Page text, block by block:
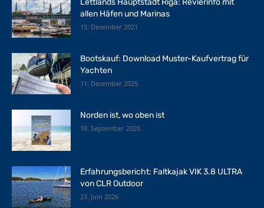
Lettlands Hauptstadt Riga: Revierinfo mit
allen Häfen und Marinas
15. Dezember 2021
Bootskauf: Download Muster-Kaufvertrag für
Yachten
11. Dezember 2025
Norden ist, wo oben ist
18. September 2020
Erfahrungsbericht: Faltkajak VIK 3.8 ULTRA
von CLR Outdoor
23. Juni 2026